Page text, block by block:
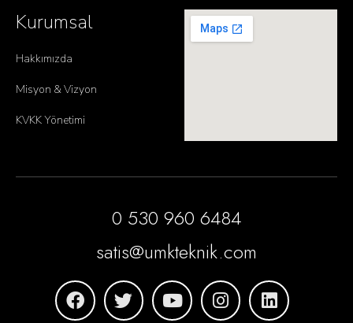
Kurumsal
Hakkımızda
Misyon & Vizyon
KVKK Yönetimi
0 530 960 6484
satis@umkteknik.com